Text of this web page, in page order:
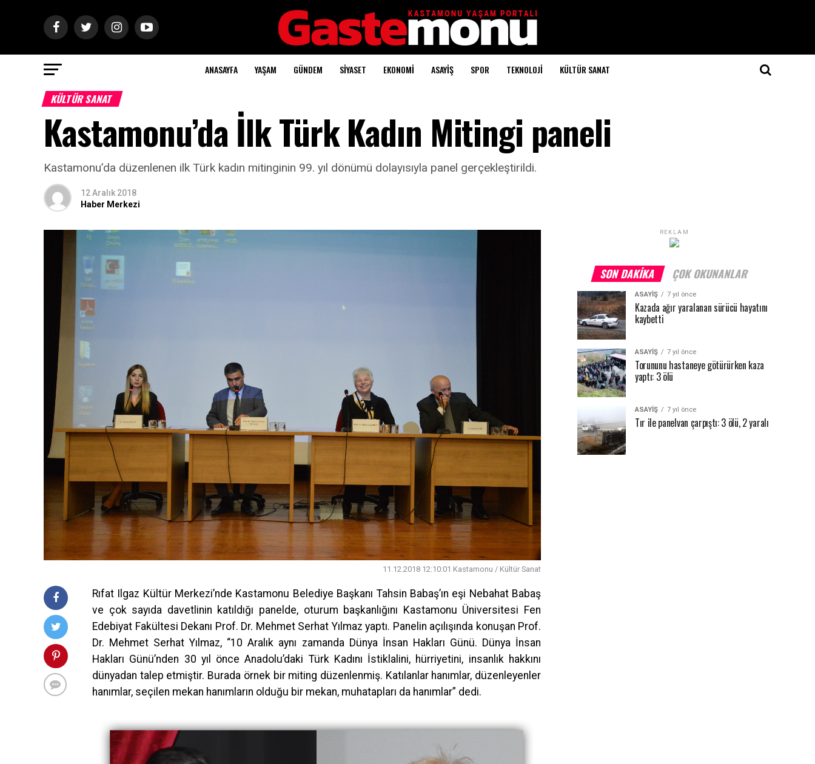
ANASAYFA YAŞAM GÜNDEM SİYASET EKONOMİ ASAYİŞ SPOR TEKNOLOJİ KÜLTÜR SANAT
KÜLTÜR SANAT
Kastamonu’da İlk Türk Kadın Mitingi paneli
Kastamonu’da düzenlenen ilk Türk kadın mitinginin 99. yıl dönümü dolayısıyla panel gerçekleştirildi.
12 Aralık 2018
Haber Merkezi
11.12.2018 12:10:01 Kastamonu / Kültür Sanat
Rıfat Ilgaz Kültür Merkezi’nde Kastamonu Belediye Başkanı Tahsin Babaş’ın eşi Nebahat Babaş
ve çok sayıda davetlinin katıldığı panelde, oturum başkanlığını Kastamonu Üniversitesi Fen
Edebiyat Fakültesi Dekanı Prof. Dr. Mehmet Serhat Yılmaz yaptı. Panelin açılışında konuşan Prof.
Dr. Mehmet Serhat Yılmaz, “10 Aralık aynı zamanda Dünya İnsan Hakları Günü. Dünya İnsan
Hakları Günü’nden 30 yıl önce Anadolu’daki Türk Kadını İstiklalini, hürriyetini, insanlık hakkını
dünyadan talep etmiştir. Burada örnek bir miting düzenlenmiş. Katılanlar hanımlar, düzenleyenler
hanımlar, seçilen mekan hanımların olduğu bir mekan, muhatapları da hanımlar” dedi.
REKLAM
SON DAKIKA ÇOK OKUNANLAR
ASAYİŞ 7 yıl önce
Kazada ağır yaralanan sürücü hayatını
kaybetti
ASAYİŞ 7 yıl önce
Torununu hastaneye götürürken kaza
yaptı: 3 ölü
ASAYİŞ 7 yıl önce
Tır ile panelvan çarpıştı: 3 ölü, 2 yaralı